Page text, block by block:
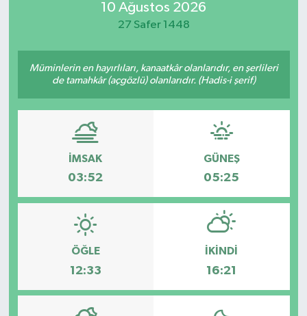
10 Ağustos 2026
27 Safer 1448
Müminlerin en hayırlıları, kanaatkâr olanlarıdır, en şerlileri
de tamahkâr (açgözlü) olanlarıdır. (Hadis-i şerif)
İMSAK
03:52
GÜNEŞ
05:25
ÖĞLE
12:33
İKINDI
16:21
Özel Haber
Resmi İlan
Sağlık
Siyaset